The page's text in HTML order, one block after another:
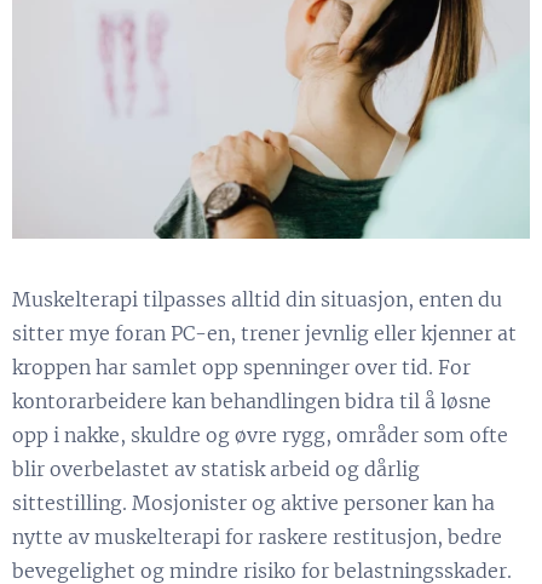
Muskelterapi tilpasses alltid din situasjon, enten du
sitter mye foran PC-en, trener jevnlig eller kjenner at
kroppen har samlet opp spenninger over tid. For
kontorarbeidere kan behandlingen bidra til å løsne
opp i nakke, skuldre og øvre rygg, områder som ofte
blir overbelastet av statisk arbeid og dårlig
sittestilling. Mosjonister og aktive personer kan ha
nytte av muskelterapi for raskere restitusjon, bedre
bevegelighet og mindre risiko for belastningsskader.